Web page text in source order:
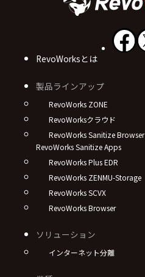
RevoWorksとは
製品ラインアップ
RevoWorks ZONE
RevoWorksクラウド
RevoWorks Sanitize Browser
RevoWorks Sanitize Apps
RevoWorks Plus EDR
RevoWorks ZENMU-Storage
RevoWorks SCVX
RevoWorks Browser
ソリューション
インターネット分離